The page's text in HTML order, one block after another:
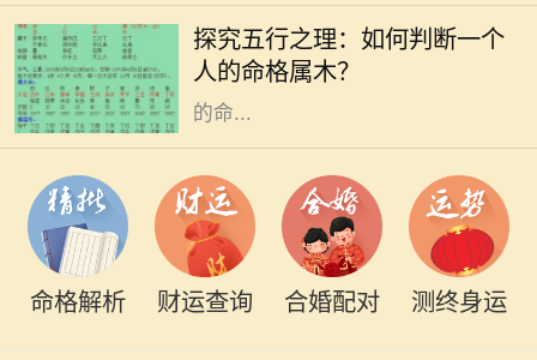
探究五行之理：如何判断一个
人的命格属木？
非常重要的哲学体系。五行分别是
金、木、水、火、土，每一种元素都
与自然界的现象紧密相连，影响着人
的命...
命格解析 财运查询 合婚配对 测终身运